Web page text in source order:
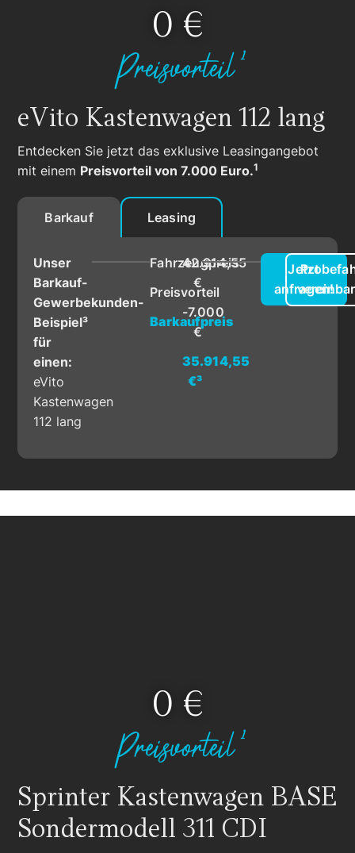
eVito Kastenwagen 112 lang
Entdecken Sie jetzt das exklusive Leasingangebot
mit einem Preisvorteil von 7.000 Euro.1
Barkauf Leasing
Unser
Barkauf-
Gewerbekunden-
Beispiel³
für
einen:
eVito
Kastenwagen
112 lang
Fahrzeugpreis
Preisvorteil
Barkaufpreis
42.914,55
€
-7.000
€
35.914,55
€³
Jetzt
anfragen!
Preisvorteil¹
0 €
Sprinter Kastenwagen BASE
Sondermodell 311 CDI
Preisvorteil¹
0 €